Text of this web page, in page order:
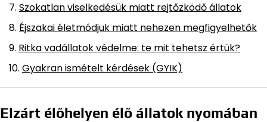
Szokatlan viselkedésük miatt rejtőzködő állatok
Éjszakai életmódjuk miatt nehezen megfigyelhetők
Ritka vadállatok védelme: te mit tehetsz értük?
Gyakran ismételt kérdések (GYIK)
Elzárt élőhelyen élő állatok nyomában